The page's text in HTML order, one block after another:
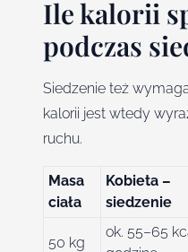
Ile kalorii
podczas
Siedzenie też
kalorii jest wtedy
ruchu.
Masa
ciała
Kobieta –
siedzenie
50 kg
ok. 55–65